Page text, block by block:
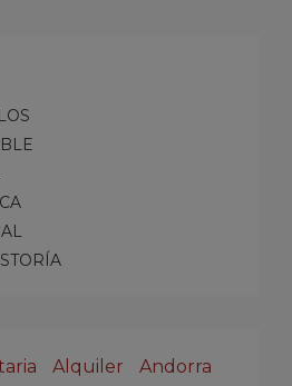
Alquiler
Andorra